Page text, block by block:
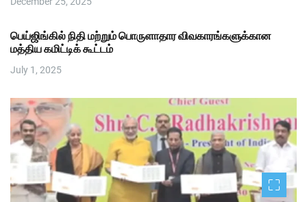
பெய்ஜிங்கில் நிதி மற்றும் பொருளாதார விவகாரங்களுக்கான
மத்திய கமிட்டிக் கூட்டம்
July 1, 2025